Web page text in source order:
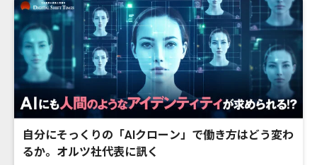
自分にそっくりの「AIクローン」で働き方はどう変わ
るか。オルツ社代表に訊く